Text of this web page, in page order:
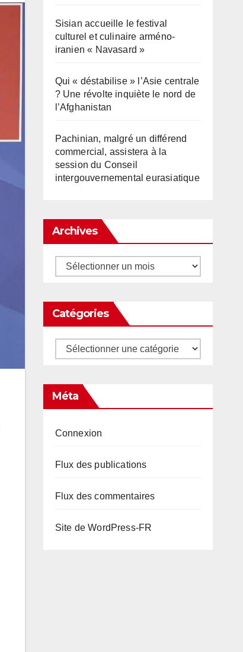
Sisian accueille le festival
culturel et culinaire arméno-
iranien « Navasard »
Qui « déstabilise » l’Asie centrale
? Une révolte inquiète le nord de
l’Afghanistan
Pachinian, malgré un différend
commercial, assistera à la
session du Conseil
intergouvernemental eurasiatique
Archives
Archives
Catégories
Catégories
Méta
Connexion
Flux des publications
Flux des commentaires
Site de WordPress-FR